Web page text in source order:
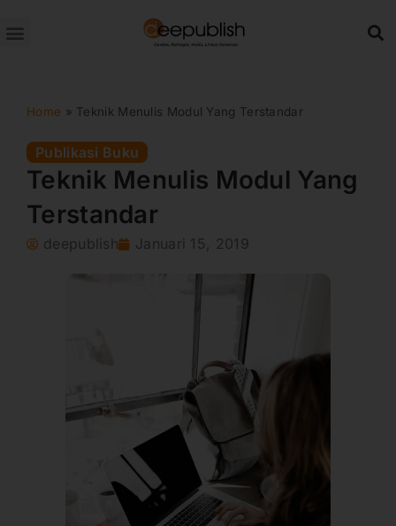
ke
Home » Teknik Menulis Modul Yang Terstandar
Publikasi Buku
Teknik Menulis Modul Yang
Terstandar
deepublish Januari 15, 2019